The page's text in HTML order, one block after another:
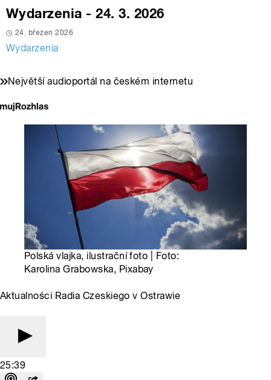
Wydarzenia - 24. 3. 2026
24. březen 2026
Wydarzenia
Největší audioportál na českém internetu
Polská vlajka, ilustrační foto | Foto:
Karolina Grabowska, Pixabay
Aktualności Radia Czeskiego v Ostrawie
25:39